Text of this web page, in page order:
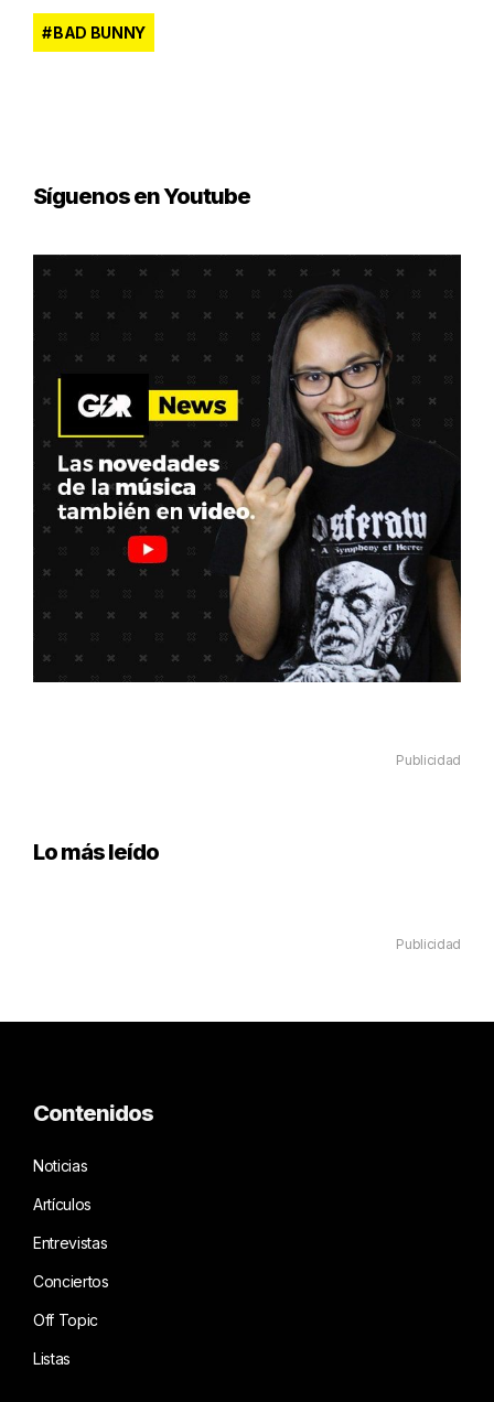
BAD BUNNY
Síguenos en Youtube
Publicidad
Lo más leído
Publicidad
Contenidos
Noticias
Artículos
Entrevistas
Conciertos
Off Topic
Listas